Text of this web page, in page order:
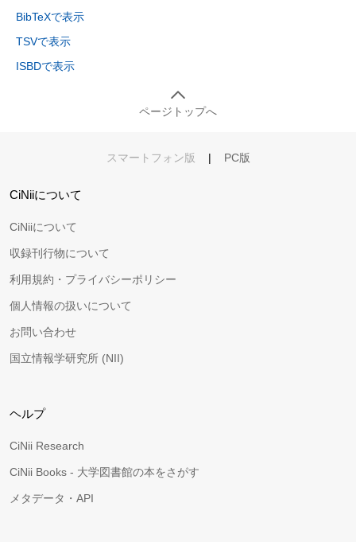
BibTeXで表示
TSVで表示
ISBDで表示
ページトップへ
スマートフォン版 | PC版
CiNiiについて
CiNiiについて
収録刊行物について
利用規約・プライバシーポリシー
個人情報の扱いについて
お問い合わせ
国立情報学研究所 (NII)
ヘルプ
CiNii Research
CiNii Books - 大学図書館の本をさがす
メタデータ・API